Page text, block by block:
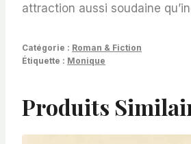
attraction aussi soudaine
Catégorie : Roman & Fiction
Étiquette : Monique
Produits